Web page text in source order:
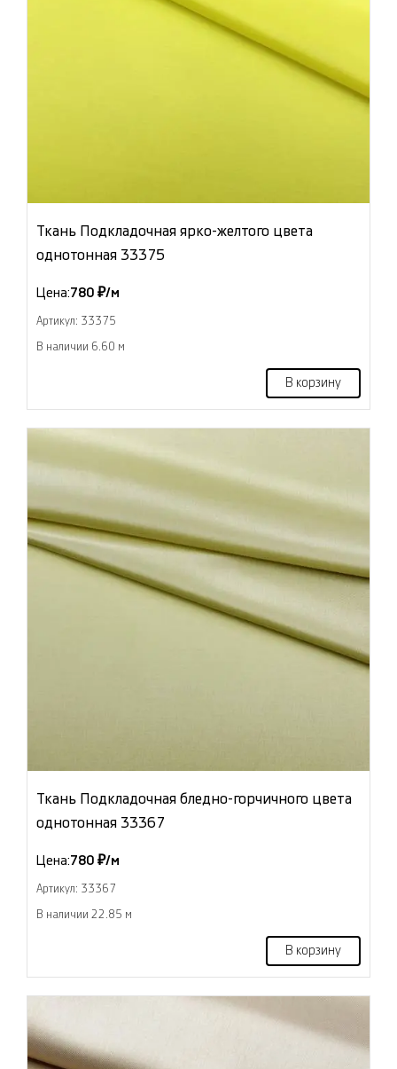
Ткань Подкладочная ярко-желтого цвета
однотонная 33375
Цена:780 ₽/м
Артикул: 33375
В наличии 6.60 м
В корзину
Ткань Подкладочная бледно-горчичного цвета
однотонная 33367
Цена:780 ₽/м
Артикул: 33367
В наличии 22.85 м
В корзину